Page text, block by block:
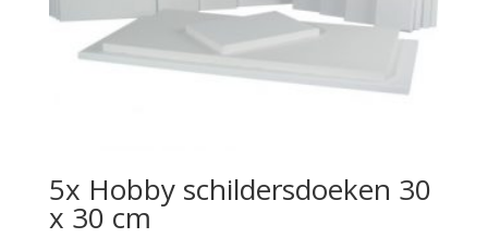
5x Hobby schildersdoeken 30
x 30 cm